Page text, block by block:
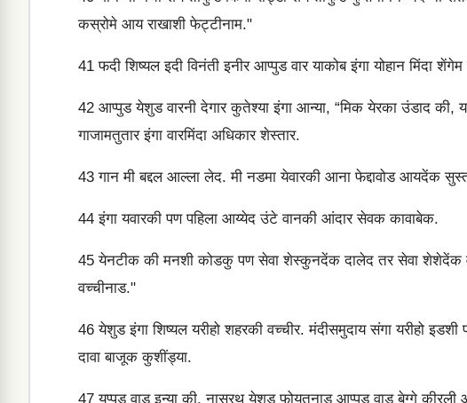
कस्रोमे आय राखाशी फेट्टीनाम."
41 फदी शिष्यल इदी विनंती इनीर आप्पुड वार याकोब इंगा योहान मिंदा
42 आप्पुड येशुड वारनी देगार कुतेश्या इंगा आन्या, “मिक येरका उंडाद की,
गाजामतुतार इंगा वारमिंदा अधिकार शेस्तार.
43 गान मी बद्दल आल्ला लेद. मी नडमा येवारकी आना फेद्दावोड आयदेंक
44 इंगा यवारकी पण पहिला आय्येद उंटे वानकी आंदार सेवक कावाबेक.
45 येनटीक की मनशी कोडकु पण सेवा शेस्कुनदेंक दालेद तर सेवा शेशेदेंक
वच्चीनाड."
46 येशुड इंगा शिष्यल यरीहो शहरकी वच्चीर. मंदीसमुदाय संगा यरीहो इडशी
दावा बाजूक कुशींड्या.
47 यप्पुड वाड इन्या की, नासरथ येशुड फोयतुनाड आप्पुड वाड बेग्गे